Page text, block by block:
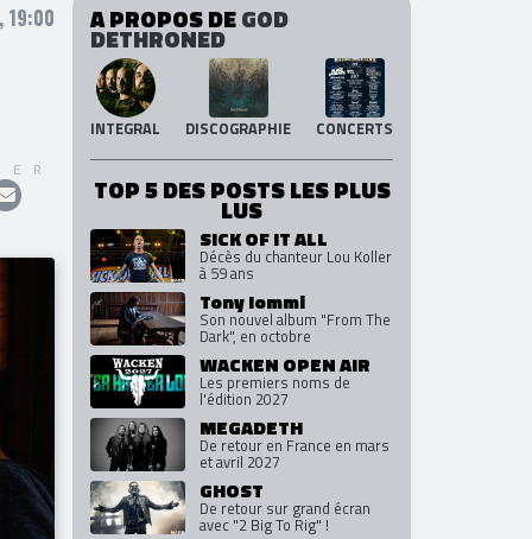
19:00 A PROPOS DEGOD
DETHRONED
INTEGRAL DISCOGRAPHIE CONCERTS
TOP 5 DES POSTS LES PLUS
LUS
SICK OF IT ALL
Décès du chanteur Lou Koller
à 59 ans
Tony Iommi
Son nouvel album "From The
Dark", en octobre
WACKEN OPEN AIR
Les premiers noms de
l'édition 2027
MEGADETH
De retour en France en mars
et avril 2027
GHOST
De retour sur grand écran
avec "2 Big To Rig" !